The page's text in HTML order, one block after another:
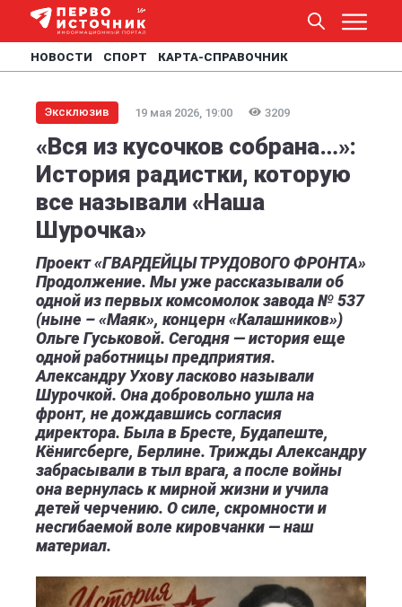
НОВОСТИ СПОРТ КАРТА-СПРАВОЧНИК
Эксклюзив 19 мая 2026, 19:00 3209
«Вся из кусочков собрана…»:
История радистки, которую
все называли «Наша
Шурочка»
Проект «ГВАРДЕЙЦЫ ТРУДОВОГО ФРОНТА»
Продолжение. Мы уже рассказывали об
одной из первых комсомолок завода № 537
(ныне – «Маяк», концерн «Калашников»)
Ольге Гуськовой. Сегодня — история еще
одной работницы предприятия.
Александру Ухову ласково называли
Шурочкой. Она добровольно ушла на
фронт, не дождавшись согласия
директора. Была в Бресте, Будапеште,
Кёнигсберге, Берлине. Трижды Александру
забрасывали в тыл врага, а после войны
она вернулась к мирной жизни и учила
детей черчению. О силе, скромности и
несгибаемой воле кировчанки — наш
материал.